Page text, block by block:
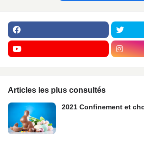
Articles les plus consultés
2021 Confinement et